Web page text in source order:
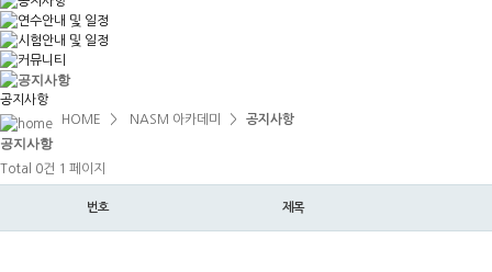
공지사항
HOME
> NASM 아카데미 > 공지사항
공지 사항
Total 0건 1 페이지
번호 제목